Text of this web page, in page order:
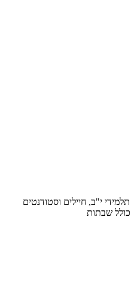
שבתות